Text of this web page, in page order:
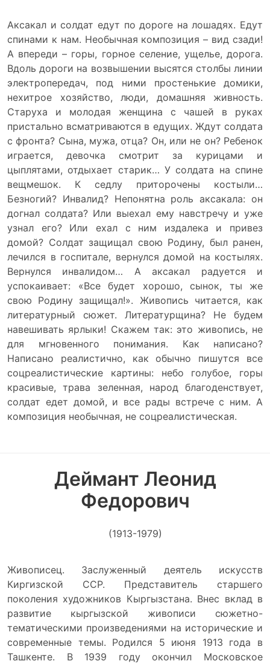
Аксакал и солдат едут по дороге на лошадях. Едут
спинами к нам. Необычная композиция – вид сзади!
А впереди – горы, горное селение, ущелье, дорога.
Вдоль дороги на возвышении высятся столбы линии
электропередач, под ними простенькие домики,
нехитрое хозяйство, люди, домашняя живность.
Старуха и молодая женщина с чашей в руках
пристально всматриваются в едущих. Ждут солдата
с фронта? Сына, мужа, отца? Он, или не он? Ребенок
играется, девочка смотрит за курицами и
цыплятами, отдыхает старик… У солдата на спине
вещмешок. К седлу приторочены костыли…
Безногий? Инвалид? Непонятна роль аксакала: он
догнал солдата? Или выехал ему навстречу и уже
узнал его? Или ехал с ним издалека и привез
домой? Солдат защищал свою Родину, был ранен,
лечился в госпитале, вернулся домой на костылях.
Вернулся инвалидом… А аксакал радуется и
успокаивает: «Все будет хорошо, сынок, ты же
свою Родину защищал!». Живопись читается, как
литературный сюжет. Литературщина? Не будем
навешивать ярлыки! Скажем так: это живопись, не
для мгновенного понимания. Как написано?
Написано реалистично, как обычно пишутся все
соцреалистические картины: небо голубое, горы
красивые, трава зеленная, народ благоденствует,
солдат едет домой, и все рады встрече с ним. А
композиция необычная, не соцреалистическая.
Деймант Леонид
Федорович
(1913-1979)
Живописец. Заслуженный деятель искусств
Киргизской ССР. Представитель старшего
поколения художников Кыргызстана. Внес вклад в
развитие кыргызской живописи сюжетно-
тематическими произведениями на исторические и
современные темы. Родился 5 июня 1913 года в
Ташкенте. В 1939 году окончил Московское